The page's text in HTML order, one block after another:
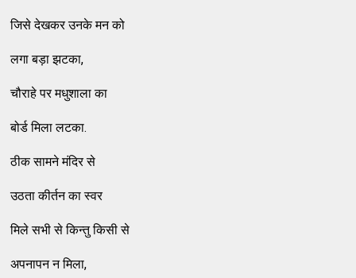
जिसे देखकर उनके मन को
लगा बड़ा झटका,
चौराहे पर मधुशाला का
बोर्ड मिला लटका.
ठीक सामने मंदिर से
उठता कीर्तन का स्वर
मिले सभी से किन्तु किसी से
अपनापन न मिला,